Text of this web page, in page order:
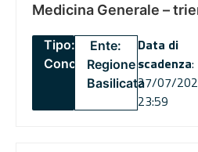
Medicina Generale –
Tipo:
Concorsi
Ente:
Regione
Basilicata
Data di
scadenza:
27/07/
23:59